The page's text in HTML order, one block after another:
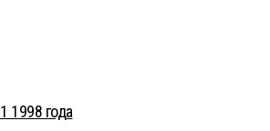
1998 года